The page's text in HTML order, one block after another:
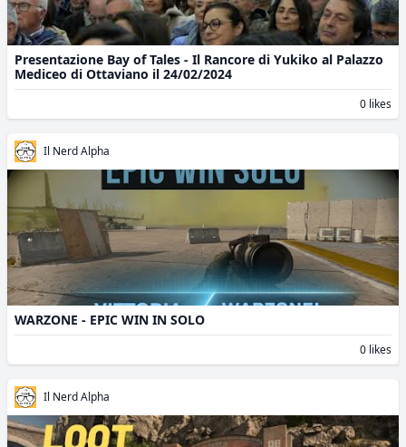
Presentazione Bay of Tales - Il Rancore di Yukiko al Palazzo
Mediceo di Ottaviano il 24/02/2024
0 likes
Il Nerd Alpha
WARZONE - EPIC WIN IN SOLO
0 likes
Il Nerd Alpha